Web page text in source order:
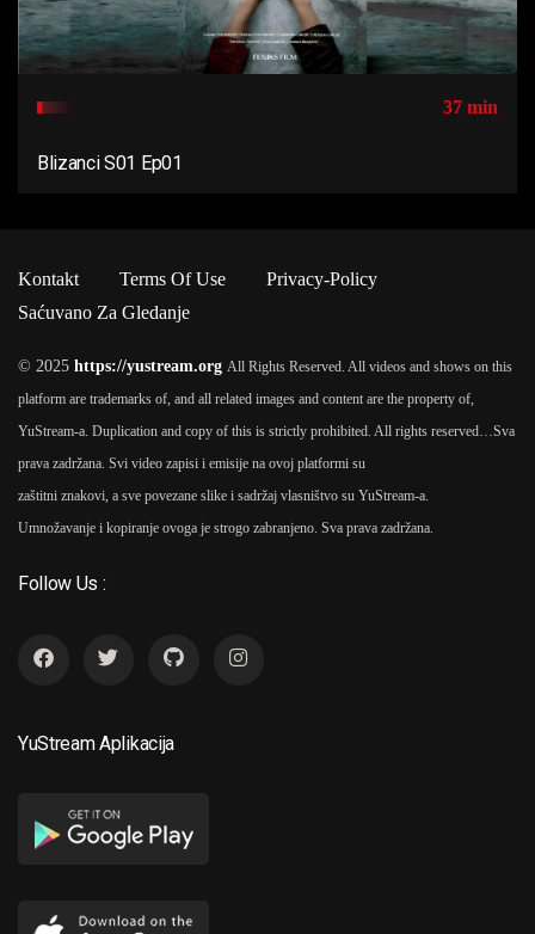
37 min
Blizanci S01 Ep01
Kontakt Terms Of Use
Privacy-Policy
Saćuvano Za Gledanje
© 2025 https://yustream.org All Rights Reserved. All videos and shows on this
platform are trademarks of, and all related images and content are the property of,
YuStream-a. Duplication and copy of this is strictly prohibited. All rights reserved…Sva
prava zadržana. Svi video zapisi i emisije na ovoj platformi su
zaštitni znakovi, a sve povezane slike i sadržaj vlasništvo su YuStream-a.
Umnožavanje i kopiranje ovoga je strogo zabranjeno. Sva prava zadržana.
Follow Us :
YuStream Aplikacija